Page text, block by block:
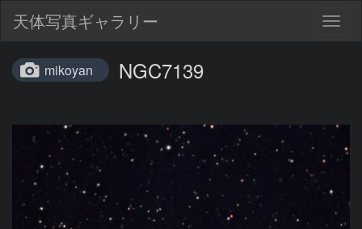
天体写真ギャラリー
mikoyan NGC7139